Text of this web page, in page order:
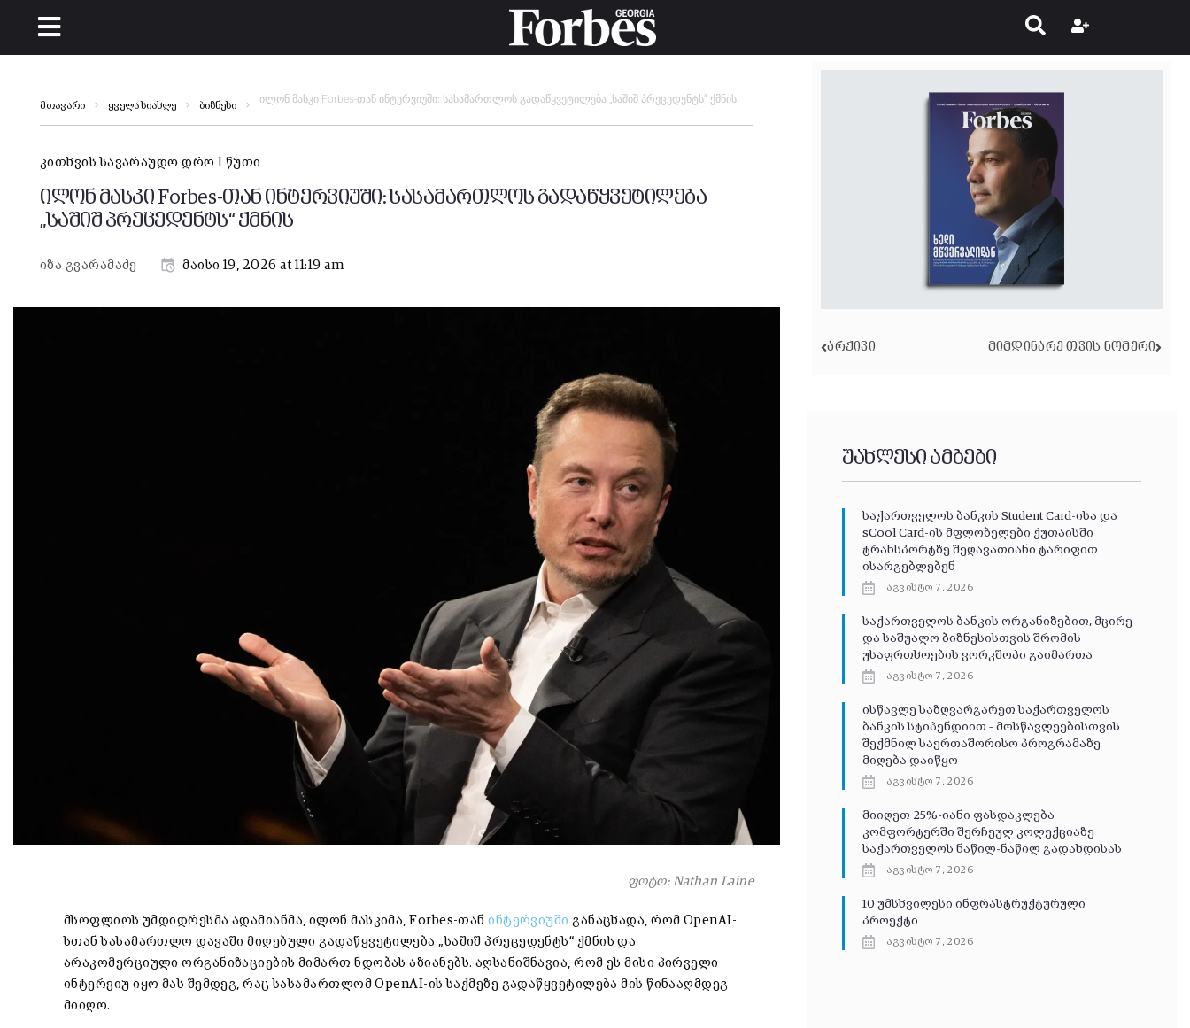
მთავარი ყველა სიახლე ბიზნესი
ილონ მასკი Forbes-თან ინტერვიუში: სასამართლოს გადაწყვეტილება „საშიშ პრეცედენტს“ ქმნის
კითხვის სავარაუდო დრო 1 წუთი
ილონ მასკი Forbes-თან ინტერვიუში: სასამართლოს გადაწყვეტილება
„საშიშ პრეცედენტს“ ქმნის
იზა გვარამაძე მაისი 19, 2026 at 11:19 am
ფოტო: Nathan Laine
მსოფლიოს უმდიდრესმა ადამიანმა, ილონ მასკიმა, Forbes-თანინტერვიუში განაცხადა , რომ OpenAI -
სთან სასამართლო დავაში მიღებული გადაწყვეტილება „საშიშ პრეცედენტს“ ქმნის და
არაკომერციული ორგანიზაციების მიმართ ნდობას აზიანებს. აღსანიშნავია, რომ ეს მისი პირველი
ინტერვიუ იყო მას შემდეგ, რაც სასამართლომ OpenAI-ის საქმეზე გადაწყვეტილება მის წინააღმდეგ
მიიღო.
ᲐᲠᲥᲘᲕᲘ ᲛᲘᲛᲓᲘᲜᲐᲠᲔ ᲗᲕᲘᲡ ᲜᲝᲛᲔᲠᲘ
უახლესი ამბები
საქართველოს ბანკის Student Card-ისა და
sCool Card-ის მფლობელები ქუთაისში
ტრანსპორტზე შეღავათიანი ტარიფით
ისარგებლებენ
აგვისტო 7, 2026
საქართველოს ბანკის ორგანიზებით, მცირე
და საშუალო ბიზნესისთვის შრომის
უსაფრთხოების ვორკშოპი გაიმართა
აგვისტო 7, 2026
ისწავლე საზღვარგარეთ საქართველოს
ბანკის სტიპენდიით – მოსწავლეებისთვის
შექმნილ საერთაშორისო პროგრამაზე
მიღება დაიწყო
აგვისტო 7, 2026
მიიღეთ 25%-იანი ფასდაკლება
კომფორტერში შერჩეულ კოლექციაზე
საქართველოს ნაწილ-ნაწილ გადახდისას
აგვისტო 7, 2026
10 უმსხვილესი ინფრასტრუქტურული
პროექტი
აგვისტო 7, 2026